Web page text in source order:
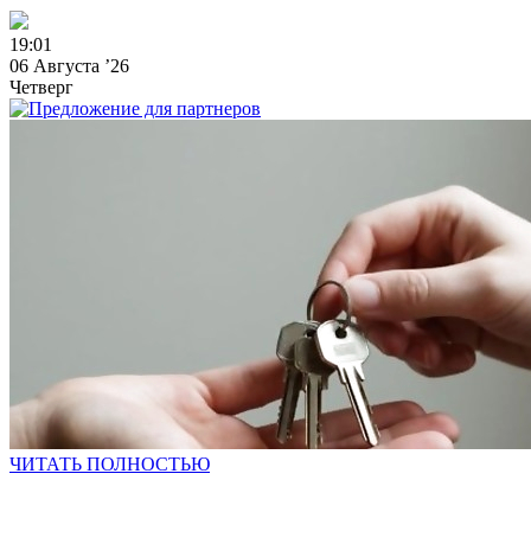
19:01
06 Августа ’26
Четверг
ЧИТАТЬ ПОЛНОСТЬЮ